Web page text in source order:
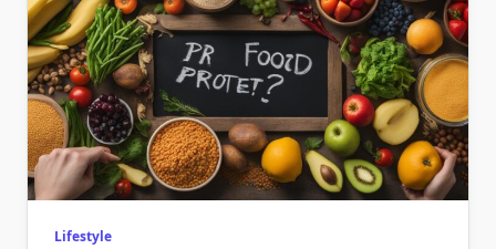
Lifestyle